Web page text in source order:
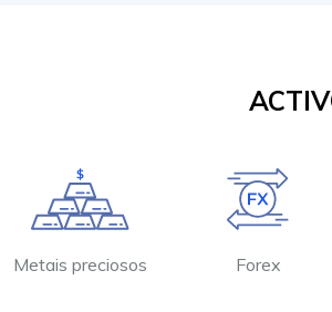
Metais preciosos Forex